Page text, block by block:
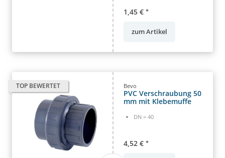
1,45 € *
zum Artikel
TOP BEWERTET Bevo
PVC Verschraubung 50
mm mit Klebemuffe
DN = 40
4,52 € *